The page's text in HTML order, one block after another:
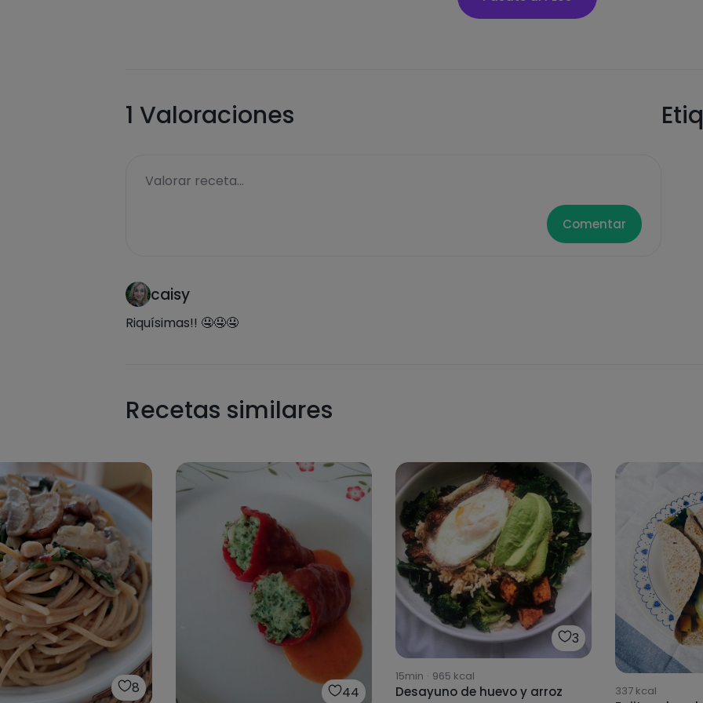
1 Valoraciones
Valorar receta...
Comentar
caisy
Riquísimas!! 🤤🤤🤤
Recetas similares
8 44
3
15min · 965 kcal
Desayuno de huevo y arroz
337kcal